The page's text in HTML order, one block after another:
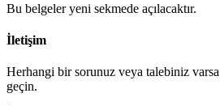
Bu belgeler yeni sekmede açılacaktır.
İletişim
Herhangi bir sorunuz veya talebiniz
geçin.